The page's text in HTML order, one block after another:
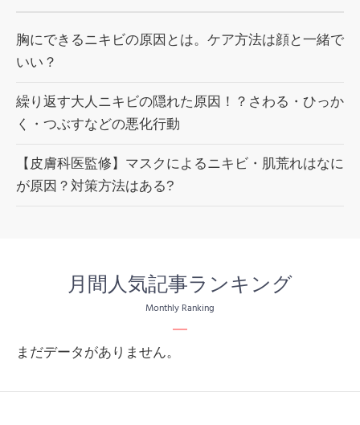
胸にできるニキビの原因とは。ケア方法は顔と一緒で
いい？
繰り返す大人ニキビの隠れた原因！？さわる・ひっか
く・つぶすなどの悪化行動
【皮膚科医監修】マスクによるニキビ・肌荒れはなに
が原因？対策方法はある?
月間人気記事ランキング
Monthly Ranking
まだデータがありません。